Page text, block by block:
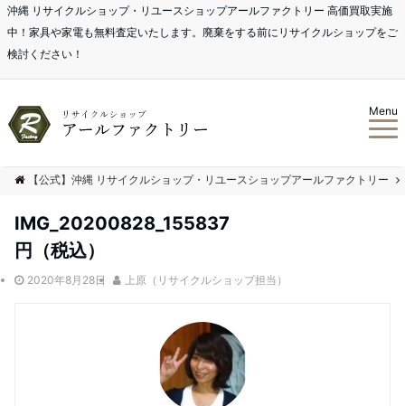
沖縄 リサイクルショップ・リユースショップアールファクトリー 高価買取実施
中！家具や家電も無料査定いたします。廃棄をする前にリサイクルショップをご
検討ください！
Menu
【公式】沖縄 リサイクルショップ・リユースショップアールファクトリー
IMG_20200828_155837
円（税込）
2020年8月28日 上原（リサイクルショップ担当）